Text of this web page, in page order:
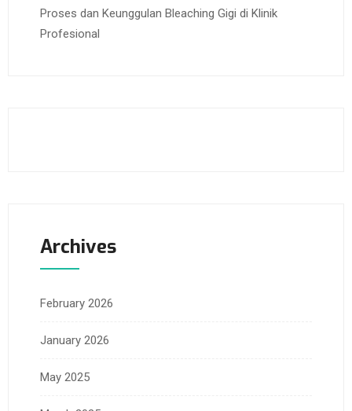
Proses dan Keunggulan Bleaching Gigi di Klinik
Profesional
Archives
February 2026
January 2026
May 2025